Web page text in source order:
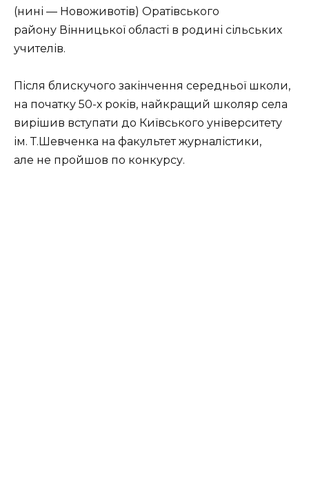
(нині — Новоживотів) Оратівського
району Вінницької області в родині сільських
учителів.
Після блискучого закінчення середньої школи,
на початку 50-х років, найкращий школяр села
вирішив вступати до Київського університету
ім. Т.Шевченка на факультет журналістики,
але не пройшов по конкурсу.